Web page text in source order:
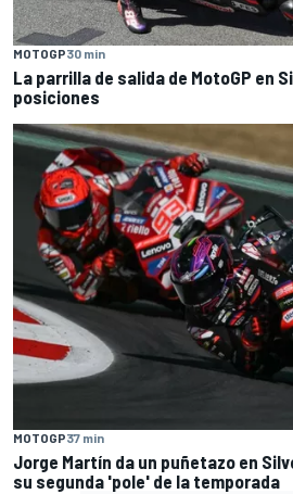
MOTOGP30 min
La parrilla de salida de MotoGP en
posiciones
MOTOGP37 min
Jorge Martín da un puñetazo en
su segunda 'pole' de la temporada